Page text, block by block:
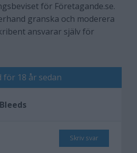
för Företagande.se.
granska och moderera
ansvarar själv för
för 18 år sedan
Skriv svar